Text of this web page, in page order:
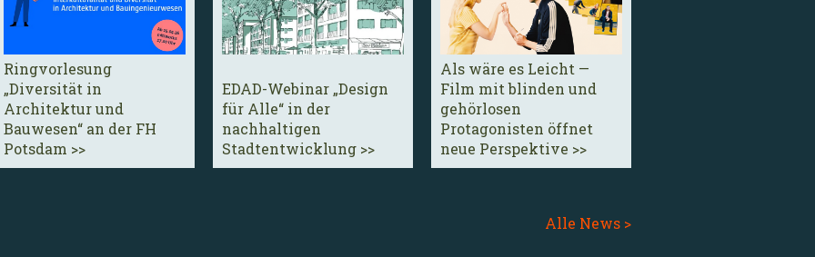
Ringvorlesung
„Diversität in
Architektur und
Bauwesen“ an der FH
Potsdam >>
EDAD-Webinar „Design
für Alle“ in der
nachhaltigen
Stadtentwicklung >>
Als wäre es Leicht —
Film mit blinden und
gehörlosen
Protagonisten öffnet
neue Perspektive >>
Alle News >